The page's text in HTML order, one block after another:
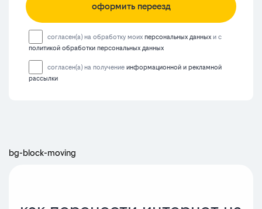
оформить переезд
согласен(а) на обработку моих персональных данных и с
политикой обработки персональных данных
согласен(а) на получение информационной и рекламной
рассылки
bg-block-moving